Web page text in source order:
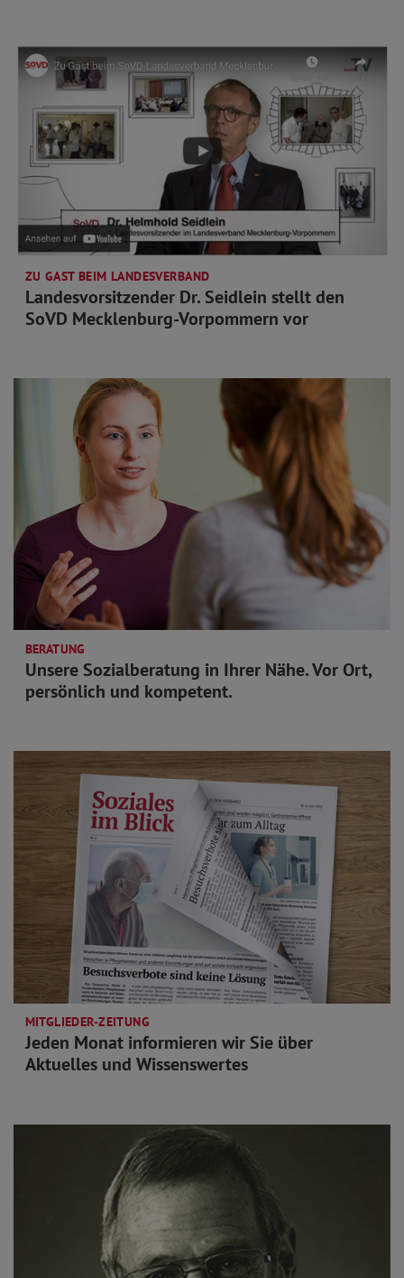
ZU GAST BEIM LANDESVERBAND
Landesvorsitzender Dr. Seidlein stellt den
SoVD Mecklenburg-Vorpommern vor
BERATUNG
Unsere Sozialberatung in Ihrer Nähe. Vor Ort,
persönlich und kompetent.
MITGLIEDER-ZEITUNG
Jeden Monat informieren wir Sie über
Aktuelles und Wissenswertes